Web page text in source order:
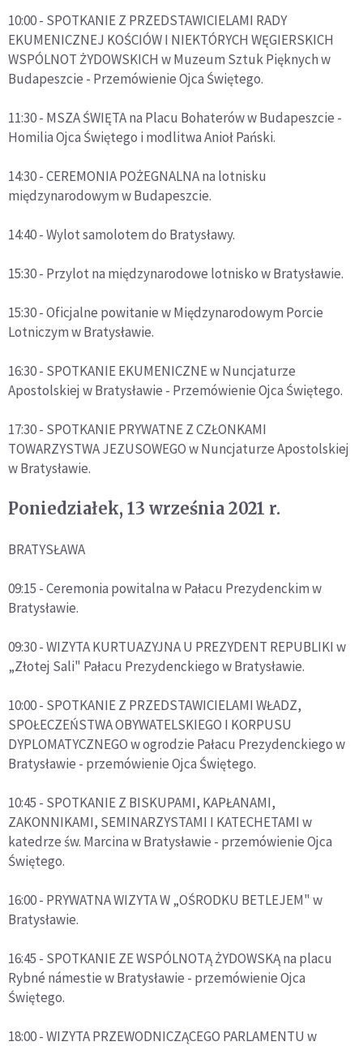
10:00 - SPOTKANIE Z PRZEDSTAWICIELAMI RADY
EKUMENICZNEJ KOŚCIÓW I NIEKTÓRYCH WĘGIERSKICH
WSPÓLNOT ŻYDOWSKICH w Muzeum Sztuk Pięknych w
Budapeszcie - Przemówienie Ojca Świętego.
11:30 - MSZA ŚWIĘTA na Placu Bohaterów w Budapeszcie -
Homilia Ojca Świętego i modlitwa Anioł Pański.
14:30 - CEREMONIA POŻEGNALNA na lotnisku
międzynarodowym w Budapeszcie.
14:40 - Wylot samolotem do Bratysławy.
15:30 - Przylot na międzynarodowe lotnisko w Bratysławie.
15:30 - Oficjalne powitanie w Międzynarodowym Porcie
Lotniczym w Bratysławie.
16:30 - SPOTKANIE EKUMENICZNE w Nuncjaturze
Apostolskiej w Bratysławie - Przemówienie Ojca Świętego.
17:30 - SPOTKANIE PRYWATNE Z CZŁONKAMI
TOWARZYSTWA JEZUSOWEGO w Nuncjaturze Apostolskiej
w Bratysławie.
Poniedziałek, 13 września 2021 r.
BRATYSŁAWA
09:15 - Ceremonia powitalna w Pałacu Prezydenckim w
Bratysławie.
09:30 - WIZYTA KURTUAZYJNA U PREZYDENT REPUBLIKI w
„Złotej Sali" Pałacu Prezydenckiego w Bratysławie.
10:00 - SPOTKANIE Z PRZEDSTAWICIELAMI WŁADZ,
SPOŁECZEŃSTWA OBYWATELSKIEGO I KORPUSU
DYPLOMATYCZNEGO w ogrodzie Pałacu Prezydenckiego w
Bratysławie - przemówienie Ojca Świętego.
10:45 - SPOTKANIE Z BISKUPAMI, KAPŁANAMI,
ZAKONNIKAMI, SEMINARZYSTAMI I KATECHETAMI w
katedrze św. Marcina w Bratysławie - przemówienie Ojca
Świętego.
16:00 - PRYWATNA WIZYTA W „OŚRODKU BETLEJEM" w
Bratysławie.
16:45 - SPOTKANIE ZE WSPÓLNOTĄ ŻYDOWSKĄ na placu
Rybné námestie w Bratysławie - przemówienie Ojca
Świętego.
18:00 - WIZYTA PRZEWODNICZĄCEGO PARLAMENTU w